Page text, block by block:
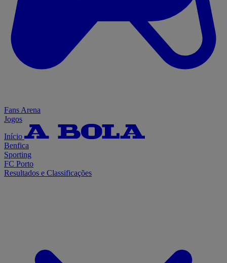
Fans Arena
Jogos
Início
Benfica
Sporting
FC Porto
Resultados e Classificações